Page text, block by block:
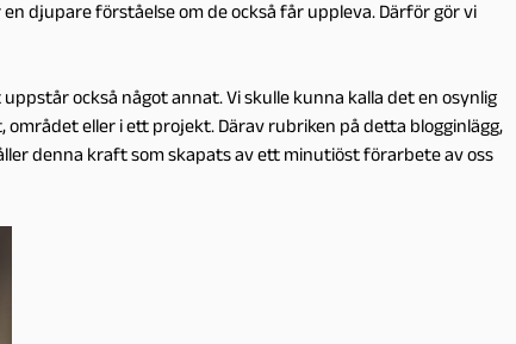
djupare förståelse om de också får uppleva. Därför gör vi
också något annat. Vi skulle kunna kalla det en osynlig
eller i ett projekt. Därav rubriken på detta blogginlägg,
denna kraft som skapats av ett minutiöst förarbete av oss